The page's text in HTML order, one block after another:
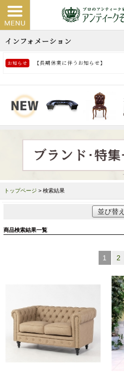
トップページ > 検索結果
並び替え
商品検索結果一覧
1 2